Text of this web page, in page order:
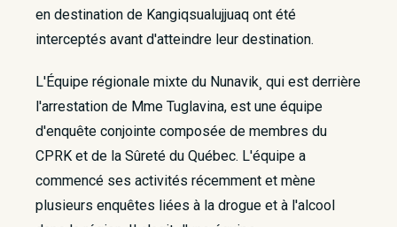
en destination de Kangiqsualujjuaq ont été
interceptés avant d'atteindre leur destination.
L'Équipe régionale mixte du Nunavik¸ qui est derrière
l'arrestation de Mme Tuglavina, est une équipe
d'enquête conjointe composée de membres du
CPRK et de la Sûreté du Québec. L'équipe a
commencé ses activités récemment et mène
plusieurs enquêtes liées à la drogue et à l'alcool